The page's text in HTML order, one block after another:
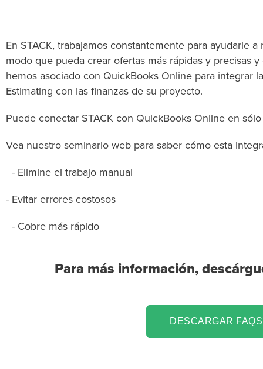
En STACK, trabajamos constantemente para ayudarle
modo que pueda crear ofertas más rápidas y precisas
hemos asociado con QuickBooks Online para integrar
Estimating con las finanzas de su proyecto.
Puede conectar STACK con QuickBooks Online en
Vea nuestro seminario web para saber cómo esta
- Elimine el trabajo manual
- Evitar errores costosos
- Cobre más rápido
Para más información,
DESCARGAR FAQS